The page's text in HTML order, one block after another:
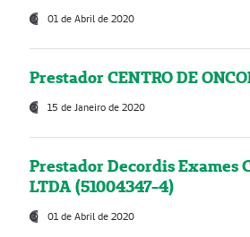
01 de Abril de 2020
Prestador CENTRO DE
15 de Janeiro de 2020
Prestador Decordis Exames
LTDA (51004347-4)
01 de Abril de 2020